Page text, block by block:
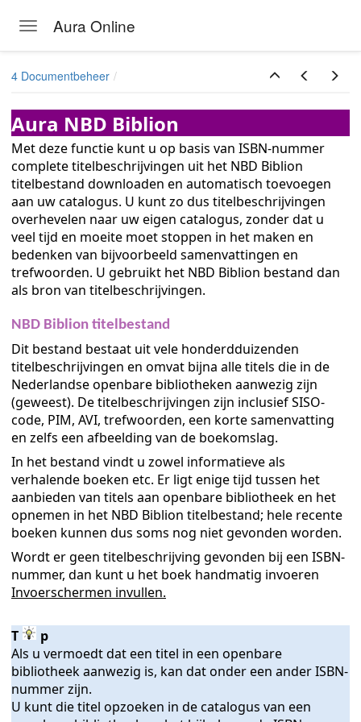
Toggle navigation
Aura Online
4 Documentbeheer
Aura NBD Biblion
Met deze functie kunt u op basis van ISBN-nummer
complete titelbeschrijvingen uit het NBD Biblion
titelbestand downloaden en automatisch toevoegen
aan uw catalogus. U kunt zo dus titelbeschrijvingen
overhevelen naar uw eigen catalogus, zonder dat u
veel tijd en moeite moet stoppen in het maken en
bedenken van bijvoorbeeld samenvattingen en
trefwoorden. U gebruikt het NBD Biblion bestand dan
als bron van titelbeschrijvingen.
NBD Biblion titelbestand
Dit bestand bestaat uit vele honderdduizenden
titelbeschrijvingen en omvat bijna alle titels die in de
Nederlandse openbare bibliotheken aanwezig zijn
(geweest). De titelbeschrijvingen zijn inclusief SISO-
code, PIM, AVI, trefwoorden, een korte samenvatting
en zelfs een afbeelding van de boekomslag.
In het bestand vindt u zowel informatieve als
verhalende boeken etc. Er ligt enige tijd tussen het
aanbieden van titels aan openbare bibliotheek en het
opnemen in het NBD Biblion titelbestand; hele recente
boeken kunnen dus soms nog niet gevonden worden.
Wordt er geen titelbeschrijving gevonden bij een ISBN-
nummer, dan kunt u het boek handmatig invoeren
Invoerschermen invullen.
T
p
Als u vermoedt dat een titel in een openbare
bibliotheek aanwezig is, kan dat onder een ander ISBN-
nummer zijn.
U kunt die titel opzoeken in de catalogus van een